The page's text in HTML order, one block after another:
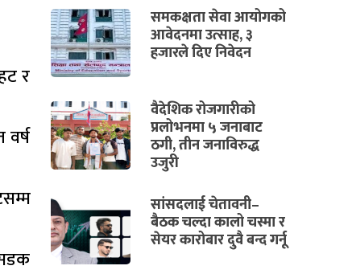
र
समकक्षता सेवा आयोगको
आवेदनमा उत्साह, ३
हजारले दिए निवेदन
वैदेशिक रोजगारीको
प्रलोभनमा ५ जनाबाट
ठगी, तीन जनाविरुद्ध
उजुरी
सांसदलाई चेतावनी–
बैठक चल्दा कालो चस्मा र
सेयर कारोबार दुवै बन्द गर्नू